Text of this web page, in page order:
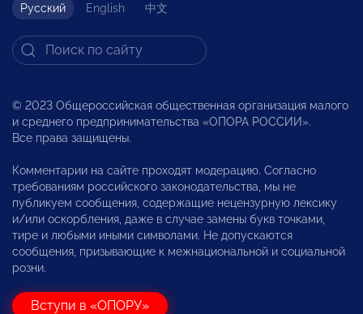
Русский English 中文
© 2023 Общероссийская общественная организация малого
и среднего предпринимательства «ОПОРА РОССИИ».
Все права защищены.
Комментарии на сайте проходят модерацию. Согласно
требованиям российского законодательства, мы не
публикуем сообщения, содержащие нецензурную лексику
и/или оскорбления, даже в случае замены букв точками,
тире и любыми иными символами. Не допускаются
сообщения, призывающие к межнациональной и социальной
розни.
Вступи в «ОПОРУ»